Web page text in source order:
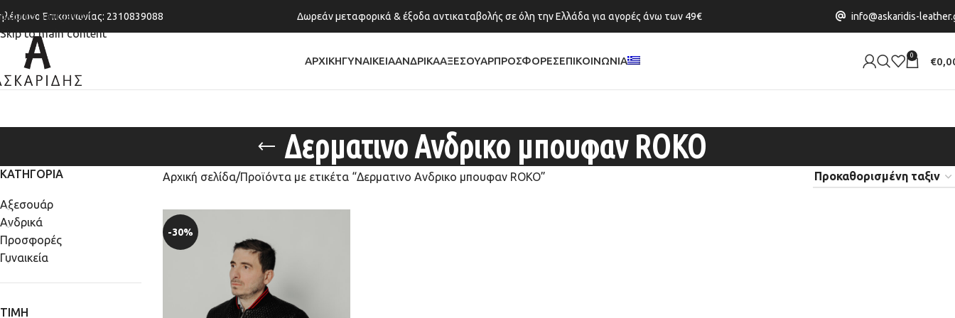
Skip to navigation
Skip to main content
Επικοινωνίας: 2310839088 Δωρεάν μεταφορικά & έξοδα αντικαταβολής σε όλη την Ελλάδα για αγορές άνω των 49€ info@askaridis-
ΑΡΧΙΚΗΓΥΝΑΙΚΕΙΑΑΝΔΡΙΚΑΑΞΕΣΟΥΑΡΠΡΟΣΦΟΡΕΣΕΠΙΚΟΙΝΩΝΙΑ 0 €
Δερματινο Ανδρικο μπουφαν ROKO
ΚΑΤΗΓΟΡΙΑ
Αξεσουάρ
Ανδρικά
Προσφορές
Γυναικεία
ΤΙΜΗ
Αρχική σελίδα Προϊόντα με ετικέτα “Δερματινο Ανδρικο μπουφαν ROKO”
-30%